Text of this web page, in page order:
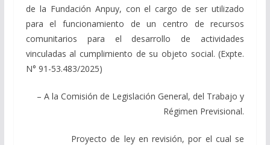
de la Fundación Anpuy, con el cargo de ser utilizado
para el funcionamiento de un centro de recursos
comunitarios para el desarrollo de actividades
vinculadas al cumplimiento de su objeto social. (Expte.
N° 91-53.483/2025)
– A la Comisión de Legislación General, del Trabajo y
Régimen Previsional.
Proyecto de ley en revisión, por el cual se